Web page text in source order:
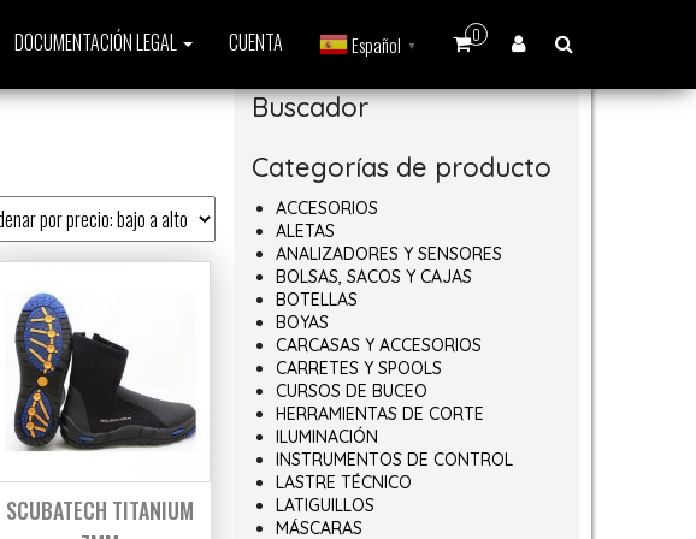
0
DOCUMENTACIÓN LEGAL CUENTA Español ▼
SCUBATECH TITANIUM
Buscador
Categorías de producto
ACCESORIOS
ALETAS
ANALIZADORES Y SENSORES
BOLSAS, SACOS Y CAJAS
BOTELLAS
BOYAS
CARCASAS Y ACCESORIOS
CARRETES Y SPOOLS
CURSOS DE BUCEO
HERRAMIENTAS DE CORTE
ILUMINACIÓN
INSTRUMENTOS DE CONTROL
LASTRE TÉCNICO
LATIGUILLOS
MÁSCARAS